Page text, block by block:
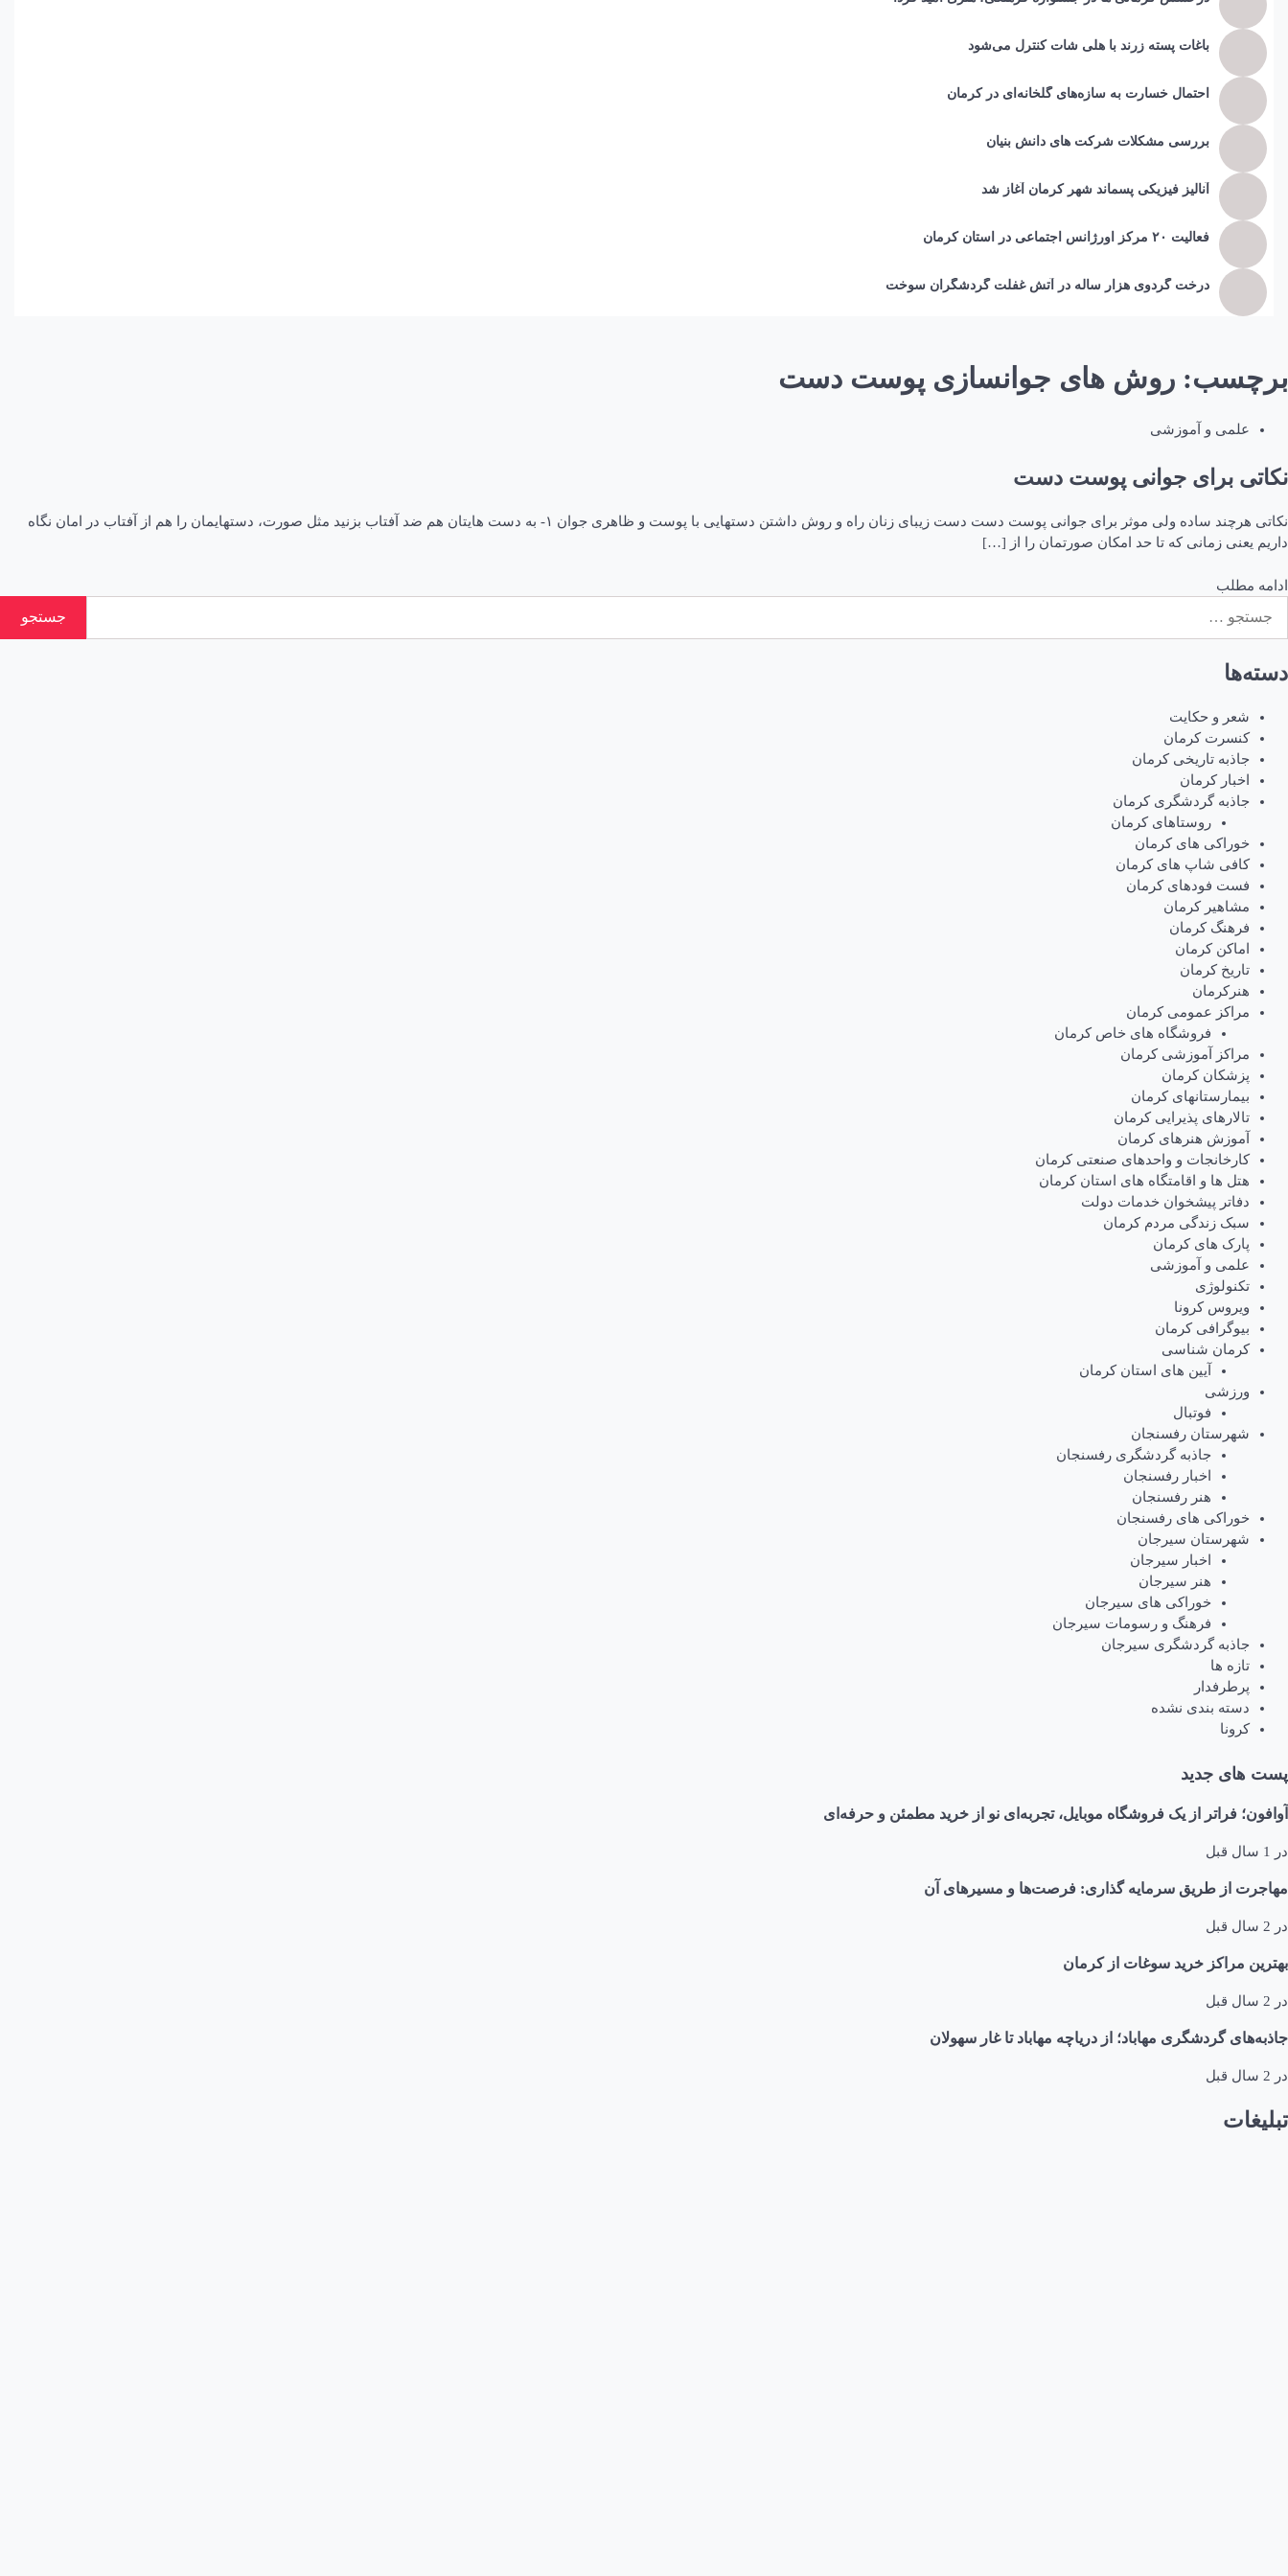
باغات پسته زرند با هلی شات کنترل می‌شود
احتمال خسارت به ساز‌ه‌های گلخانه‌ای در کرمان
بررسی مشکلات شرکت های دانش بنیان
آنالیز فیزیکی پسماند شهر کرمان آغاز شد
فعالیت ۲۰ مرکز اورژانس اجتماعی در استان کرمان
درخت گردوی هزار ساله در آتش غفلت گردشگران سوخت
برچسب: روش های جوانسازی پوست دست
علمی و آموزشی
نکاتی برای جوانی پوست دست
نکاتی هرچند ساده ولی موثر برای جوانی پوست دست دست زیبای زنان راه و روش داشتن دستهایی با پوست و ظاهری جوان ۱- به دست هایتان هم ضد آفتاب بزنید مثل صورت، دستهایمان را هم از آفتاب در امان نگاه
داریم یعنی زمانی که تا حد امکان صورتمان را از […]
ادامه مطلب
برای:
دسته‌ها
شعر و حکایت
کنسرت کرمان
جاذبه تاریخی کرمان
اخبار کرمان
جاذبه گردشگری کرمان
روستاهای کرمان
خوراکی های کرمان
کافی شاپ های کرمان
فست فودهای کرمان
مشاهیر کرمان
فرهنگ کرمان
اماکن کرمان
تاریخ کرمان
هنرکرمان
مراکز عمومی کرمان
فروشگاه های خاص کرمان
مراکز آموزشی کرمان
پزشکان کرمان
بیمارستانهای کرمان
تالارهای پذیرایی کرمان
آموزش هنرهای کرمان
کارخانجات و واحدهای صنعتی کرمان
هتل ها و اقامتگاه های استان کرمان
دفاتر پیشخوان خدمات دولت
سبک زندگی مردم کرمان
پارک های کرمان
علمی و آموزشی
تکنولوژی
ویروس کرونا
بیوگرافی کرمان
کرمان شناسی
آیین های استان کرمان
ورزشی
فوتبال
شهرستان رفسنجان
جاذبه گردشگری رفسنجان
اخبار رفسنجان
هنر رفسنجان
خوراکی های رفسنجان
شهرستان سیرجان
اخبار سیرجان
هنر سیرجان
خوراکی های سیرجان
فرهنگ و رسومات سیرجان
جاذبه گردشگری سیرجان
تازه ها
پرطرفدار
دسته بندی نشده
کرونا
پست های جدید
آوافون؛ فراتر از یک فروشگاه موبایل، تجربه‌ای نو از خرید مطمئن و حرفه‌ای
در 1 سال قبل
مهاجرت از طریق سرمایه گذاری: فرصت‌ها و مسیرهای آن
در 2 سال قبل
بهترین مراکز خرید سوغات از کرمان
در 2 سال قبل
جاذبه‌های گردشگری مهاباد؛ از دریاچه مهاباد تا غار سهولان
در 2 سال قبل
تبلیغات